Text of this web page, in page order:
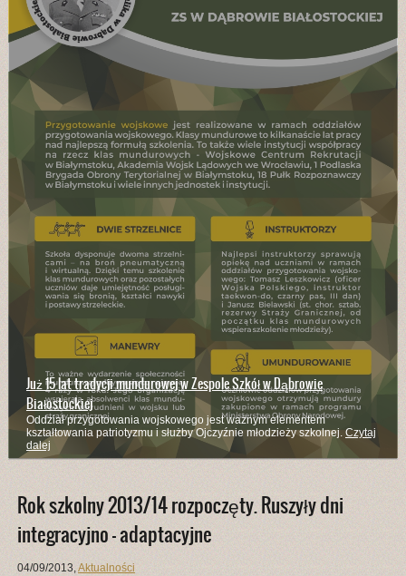
Już 15 lat tradycji mundurowej w Zespole Szkół w Dąbrowie
Białostockiej
Oddział przygotowania wojskowego jest ważnym elementem
kształtowania patriotyzmu i służby Ojczyźnie młodzieży szkolnej. Czytaj
dalej
Rok szkolny 2013/14 rozpoczęty. Ruszyły dni
integracyjno – adaptacyjne
04/09/2013,Aktualności